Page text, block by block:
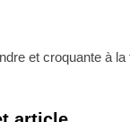
et croquante à